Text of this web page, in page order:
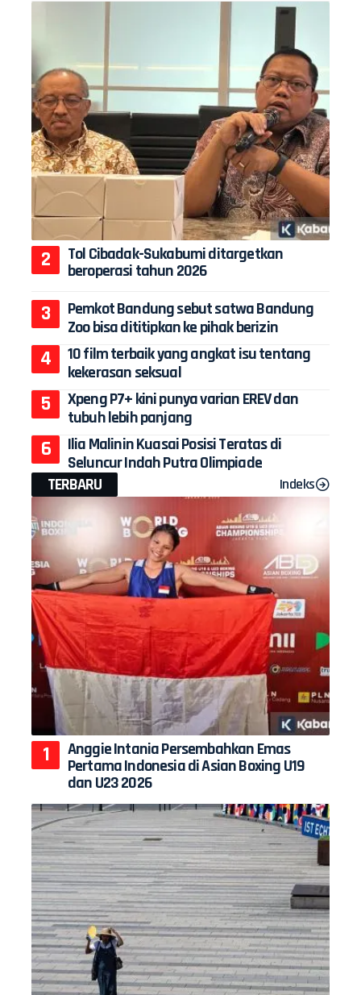
Tol Cibadak-Sukabumi ditargetkan
beroperasi tahun 2026
Pemkot Bandung sebut satwa Bandung
Zoo bisa dititipkan ke pihak berizin
10 film terbaik yang angkat isu tentang
kekerasan seksual
Xpeng P7+ kini punya varian EREV dan
tubuh lebih panjang
Ilia Malinin Kuasai Posisi Teratas di
Seluncur Indah Putra Olimpiade
TERBARU
Indeks
Anggie Intania Persembahkan Emas
Pertama Indonesia di Asian Boxing U19
dan U23 2026